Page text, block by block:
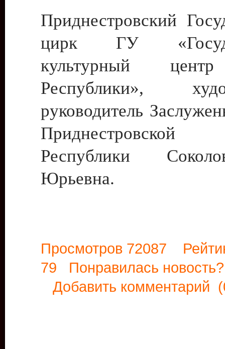
Приднестровский
цирк ГУ
культурный
Республики»,
руководитель
Приднестровской
Республики
Юрьевна.
Просмотров 72087
79 Понравилась
Добавить комментарий